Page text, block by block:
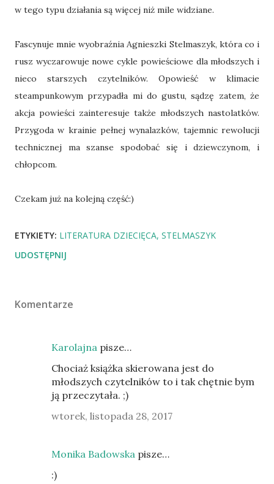
w tego typu działania są więcej niż mile widziane.
Fascynuje mnie wyobraźnia Agnieszki Stelmaszyk, która co i
rusz wyczarowuje nowe cykle powieściowe dla młodszych i
nieco starszych czytelników. Opowieść w klimacie
steampunkowym przypadła mi do gustu, sądzę zatem, że
akcja powieści zainteresuje także młodszych nastolatków.
Przygoda w krainie pełnej wynalazków, tajemnic rewolucji
technicznej ma szanse spodobać się i dziewczynom, i
chłopcom.
Czekam już na kolejną część:)
ETYKIETY: LITERATURA DZIECIĘCA STELMASZYK
UDOSTĘPNIJ
Komentarze
Karolajna pisze…
Chociaż książka skierowana jest do
młodszych czytelników to i tak chętnie bym
ją przeczytała. ;)
wtorek, listopada 28, 2017
Monika Badowska pisze…
:)